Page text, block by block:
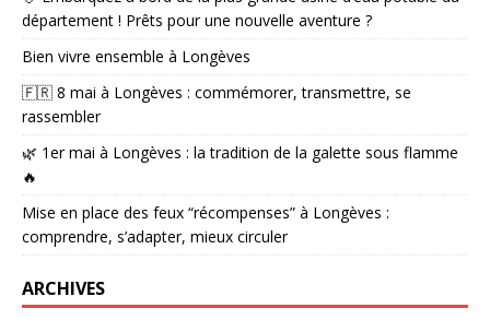
département ! Prêts pour une nouvelle aventure ?
Bien vivre ensemble à Longèves
🇫🇷 8 mai à Longèves : commémorer, transmettre, se
rassembler
🌿 1er mai à Longèves : la tradition de la galette sous flamme
🔥
Mise en place des feux “récompenses” à Longèves :
comprendre, s’adapter, mieux circuler
ARCHIVES